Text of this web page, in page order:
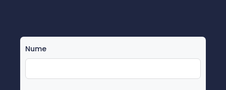
Nume